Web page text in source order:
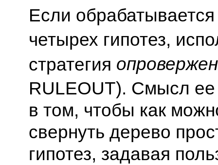
Если
четырех гипотез,
стратегия
RULEOUT). Смысл ее
в том, чтобы как
свернуть дерево
гипотез, задавая